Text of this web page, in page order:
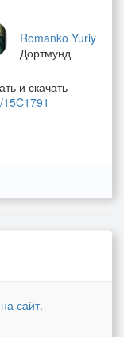
Romanko Yuriy
Дортмунд
и скачать
сайт.